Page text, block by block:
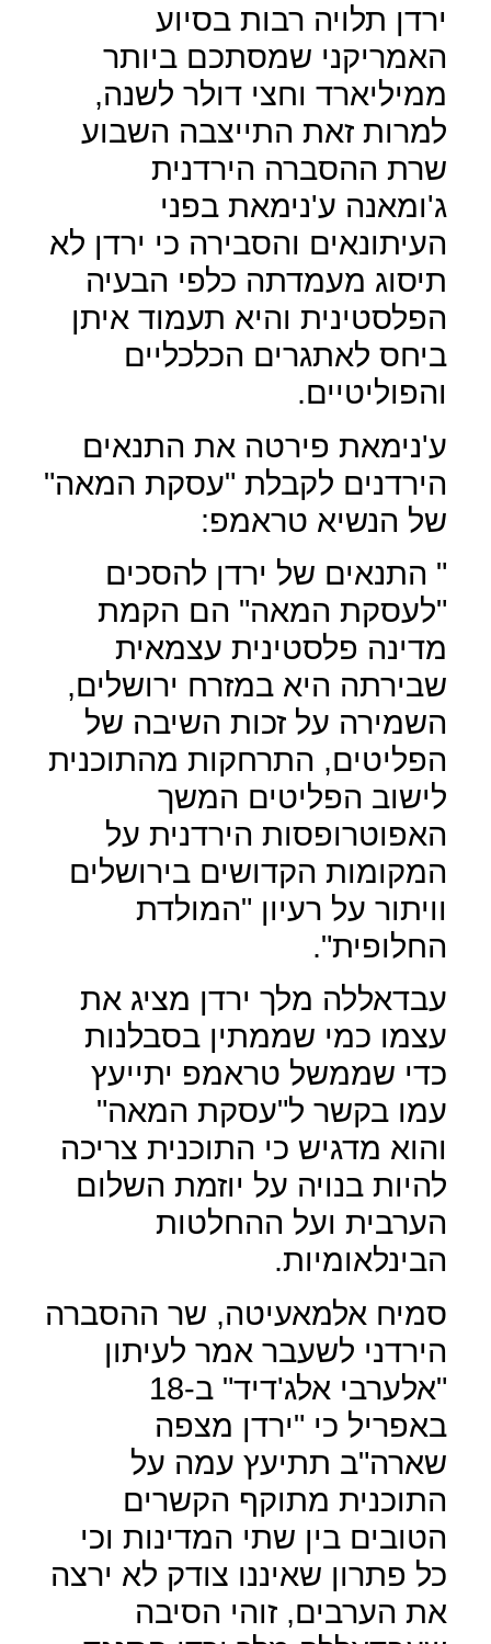
ירדן תלויה רבות בסיוע
האמריקני שמסתכם ביותר
ממיליארד וחצי דולר לשנה,
למרות זאת התייצבה השבוע
שרת ההסברה הירדנית
ג'ומאנה ע'נימאת בפני
העיתונאים והסבירה כי ירדן לא
תיסוג מעמדתה כלפי הבעיה
הפלסטינית והיא תעמוד איתן
ביחס לאתגרים הכלכליים
והפוליטיים.
ע'נימאת פירטה את התנאים
הירדנים לקבלת "עסקת המאה"
של הנשיא טראמפ:
" התנאים של ירדן להסכים
"לעסקת המאה" הם הקמת
מדינה פלסטינית עצמאית
שבירתה היא במזרח ירושלים,
השמירה על זכות השיבה של
הפליטים, התרחקות מהתוכנית
לישוב הפליטים המשך
האפוטרופסות הירדנית על
המקומות הקדושים בירושלים
וויתור על רעיון "המולדת
החלופית".
עבדאללה מלך ירדן מציג את
עצמו כמי שממתין בסבלנות
כדי שממשל טראמפ יתייעץ
עמו בקשר ל"עסקת המאה"
והוא מדגיש כי התוכנית צריכה
להיות בנויה על יוזמת השלום
הערבית ועל ההחלטות
הבינלאומיות.
סמיח אלמאעיטה, שר ההסברה
הירדני לשעבר אמר לעיתון
"אלערבי אלג'דיד" ב-18
באפריל כי "ירדן מצפה
שארה"ב תתיעץ עמה על
התוכנית מתוקף הקשרים
הטובים בין שתי המדינות וכי
כל פתרון שאיננו צודק לא ירצה
את הערבים, זוהי הסיבה